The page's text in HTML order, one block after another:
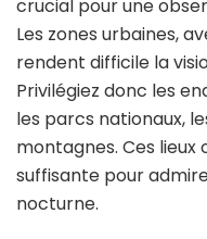
crucial pour une
Les zones urbaines,
rendent difficile la
Privilégiez donc les
les parcs nationaux,
montagnes. Ces
suffisante pour
nocturne.